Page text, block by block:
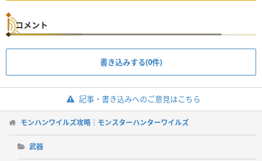
コメント
書き込みする(0件)
記事・書き込みへのご意見はこちら
モンハンワイルズ攻略｜モンスターハンターワイルズ
武器